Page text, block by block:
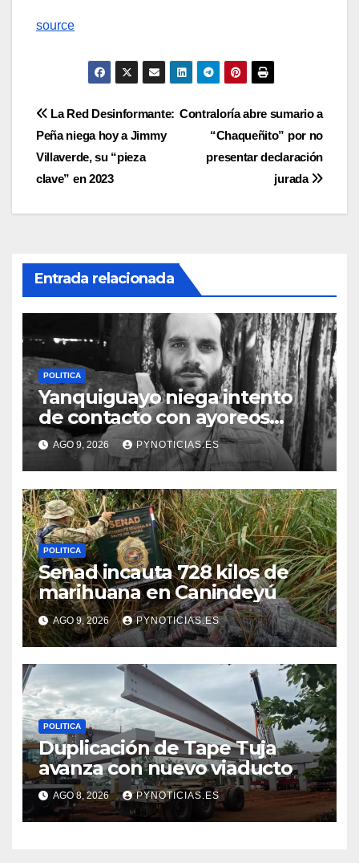
source
Navegación
de
entradas
Contraloría abre sumario a
“Chaqueñito” por no
presentar declaración
jurada
La Red Desinformante:
Peña niega hoy a Jimmy
Villaverde, su “pieza
clave” en 2023
Entrada relacionada
POLITICA
Yanquiguayo niega intento
de contacto con ayoreos
aislados
AGO 9, 2026 PYNOTICIAS.ES
POLITICA
Senad incauta 728 kilos de
marihuana en Canindeyú
AGO 9, 2026 PYNOTICIAS.ES
POLITICA
Duplicación de Tape Tuja
avanza con nuevo viaducto
AGO 8, 2026 PYNOTICIAS.ES